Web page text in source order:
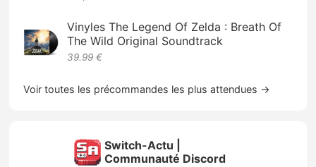
Vinyles The Legend Of Zelda : Breath Of
The Wild Original Soundtrack
39.99 €
Voir toutes les précommandes les plus attendues →
Switch-Actu |
Communauté Discord